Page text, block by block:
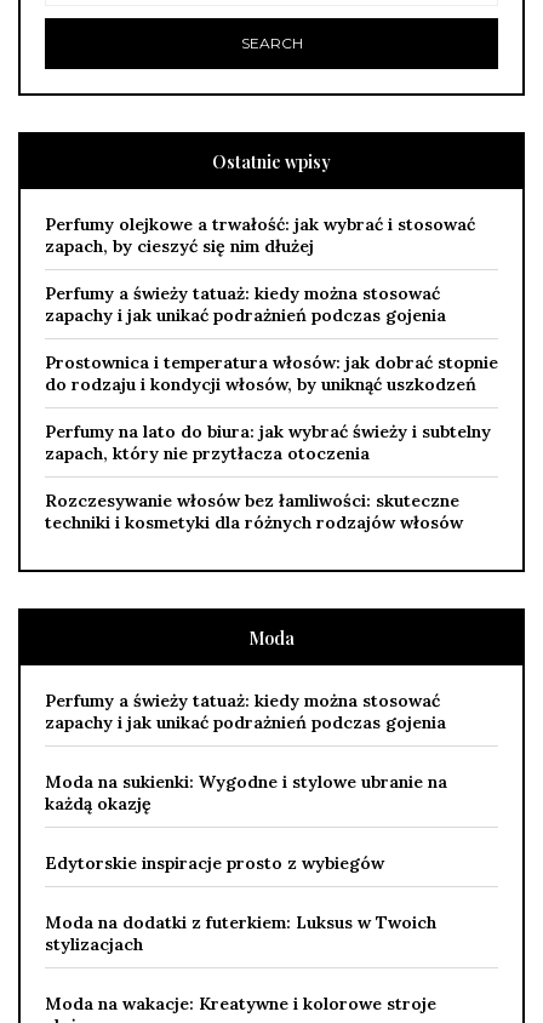
Ostatnie wpisy
Perfumy olejkowe a trwałość: jak wybrać i stosować
zapach, by cieszyć się nim dłużej
Perfumy a świeży tatuaż: kiedy można stosować
zapachy i jak unikać podrażnień podczas gojenia
Prostownica i temperatura włosów: jak dobrać stopnie
do rodzaju i kondycji włosów, by uniknąć uszkodzeń
Perfumy na lato do biura: jak wybrać świeży i subtelny
zapach, który nie przytłacza otoczenia
Rozczesywanie włosów bez łamliwości: skuteczne
techniki i kosmetyki dla różnych rodzajów włosów
Moda
Perfumy a świeży tatuaż: kiedy można stosować
zapachy i jak unikać podrażnień podczas gojenia
Moda na sukienki: Wygodne i stylowe ubranie na
każdą okazję
Edytorskie inspiracje prosto z wybiegów
Moda na dodatki z futerkiem: Luksus w Twoich
stylizacjach
Moda na wakacje: Kreatywne i kolorowe stroje